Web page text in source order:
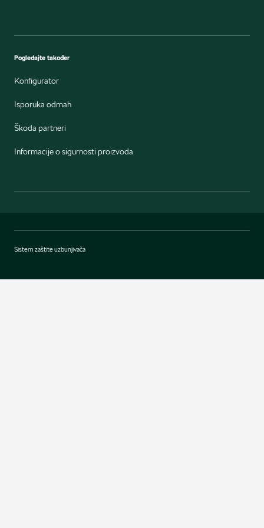
Pogledajte također
Konfigurator
Isporuka odmah
Škoda partneri
Informacije o sigurnosti proizvoda
Sistem zaštite uzbunjivača